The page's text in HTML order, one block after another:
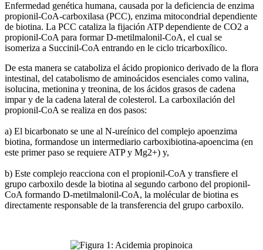
Enfermedad genética humana, causada por la deficiencia de enzima
propionil-CoA-carboxilasa (PCC), enzima mitocondrial dependiente
de biotina. La PCC cataliza la fijación ATP dependiente de CO2 a
propionil-CoA para formar D-metilmalonil-CoA, el cual se
isomeriza a Succinil-CoA entrando en le ciclo tricarboxílico.
De esta manera se cataboliza el ácido propionico derivado de la flora
intestinal, del catabolismo de aminoácidos esenciales como valina,
isolucina, metionina y treonina, de los ácidos grasos de cadena
impar y de la cadena lateral de colesterol. La carboxilación del
propionil-CoA se realiza en dos pasos:
a) El bicarbonato se une al N-ureínico del complejo apoenzima
biotina, formandose un intermediario carboxibiotina-apoencima (en
este primer paso se requiere ATP y Mg2+) y,
b) Este complejo reacciona con el propionil-CoA y transfiere el
grupo carboxilo desde la biotina al segundo carbono del propionil-
CoA formando D-metilmalonil-CoA, la molécular de biotina es
directamente responsable de la transferencia del grupo carboxilo.